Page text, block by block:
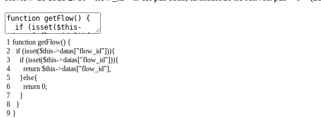
1
2
3
4
5
6
7
8
9
function getFlow() {
if (isset($this->datas["flow_id"])){
if (isset($this->datas["flow_id"])){
return $this->datas["flow_id"];
}else{
return 0;
}
}
}